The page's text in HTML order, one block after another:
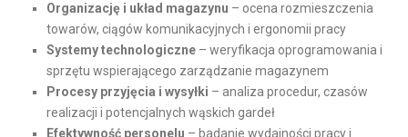
Organizację i układ magazynu – ocena rozmieszczenia
towarów, ciągów komunikacyjnych i ergonomii pracy
Systemy technologiczne – weryfikacja oprogramowania i
sprzętu wspierającego zarządzanie magazynem
Procesy przyjęcia i wysyłki – analiza procedur, czasów
realizacji i potencjalnych wąskich gardeł
Efektywność personelu – badanie wydajności pracy i